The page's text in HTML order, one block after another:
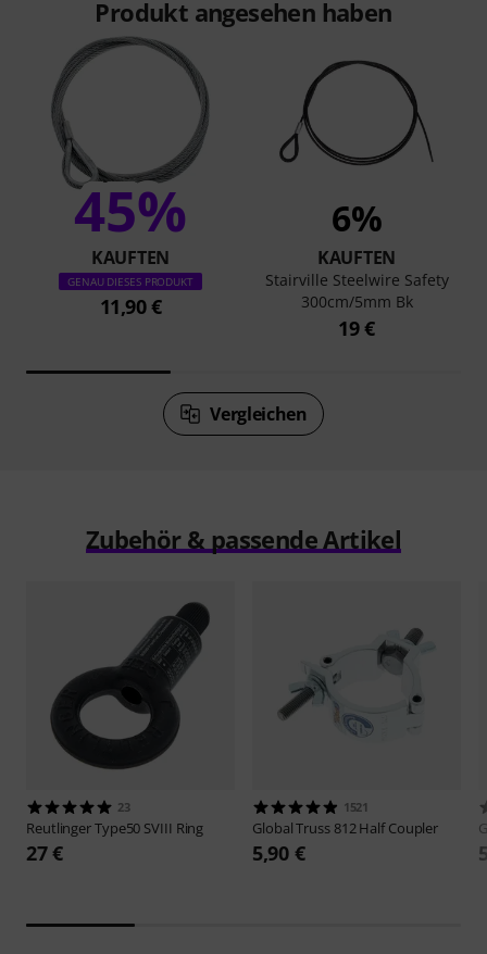
Produkt angesehen haben
45%
KAUFTEN
GENAU DIESES PRODUKT
11,90 €
6%
KAUFTEN
Stairville Steelwire Safety
300cm/5mm Bk
19 €
Vergleichen
Zubehör & passende Artikel
23
ReutlingerType50 SVIII Ring
27 €
1521
Global Truss 812 Half Coupler
5,90 €